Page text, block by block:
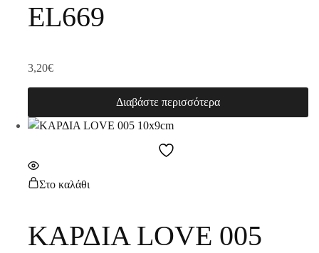
EL669
3,20€
Διαβάστε περισσότερα
Στο καλάθι
ΚΑΡΔΙΑ LOVE 005